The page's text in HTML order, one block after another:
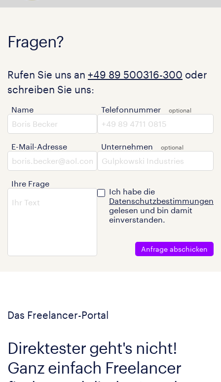
Fragen?
Rufen Sie uns an +49 89 500316-300 oder
schreiben Sie uns:
Name
E-Mail-Adresse
Ihre Frage
Telefonnummer
Unternehmen
Ich habe die
Datenschutzbestimmungen
gelesen und bin damit
einverstanden.
Anfrage abschicken
Das Freelancer-Portal
Direktester geht's nicht!
Ganz einfach Freelancer